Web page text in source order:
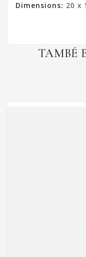
Dimensions: 20 x
TAMBÉ